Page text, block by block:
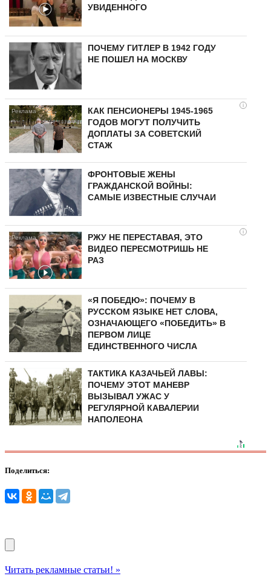
УВИДЕННОГО
ПОЧЕМУ ГИТЛЕР В 1942 ГОДУ
НЕ ПОШЕЛ НА МОСКВУ
i
КАК ПЕНСИОНЕРЫ 1945-1965
ГОДОВ МОГУТ ПОЛУЧИТЬ
ДОПЛАТЫ ЗА СОВЕТСКИЙ
СТАЖ
ФРОНТОВЫЕ ЖЕНЫ
ГРАЖДАНСКОЙ ВОЙНЫ:
САМЫЕ ИЗВЕСТНЫЕ СЛУЧАИ
i
РЖУ НЕ ПЕРЕСТАВАЯ, ЭТО
ВИДЕО ПЕРЕСМОТРИШЬ НЕ
РАЗ
«Я ПОБЕДЮ»: ПОЧЕМУ В
РУССКОМ ЯЗЫКЕ НЕТ СЛОВА,
ОЗНАЧАЮЩЕГО «ПОБЕДИТЬ» В
ПЕРВОМ ЛИЦЕ
ЕДИНСТВЕННОГО ЧИСЛА
ТАКТИКА КАЗАЧЬЕЙ ЛАВЫ:
ПОЧЕМУ ЭТОТ МАНЕВР
ВЫЗЫВАЛ УЖАС У
РЕГУЛЯРНОЙ КАВАЛЕРИИ
НАПОЛЕОНА
Поделиться:
Читать рекламные статьи! »